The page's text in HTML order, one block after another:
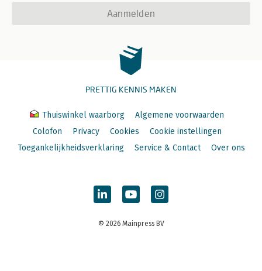
Aanmelden
PRETTIG KENNIS MAKEN
Thuiswinkel waarborg
Algemene voorwaarden
Colofon
Privacy Cookies
Cookie instellingen
Toegankelijkheidsverklaring
Service & Contact Over ons
© 2026 Mainpress BV